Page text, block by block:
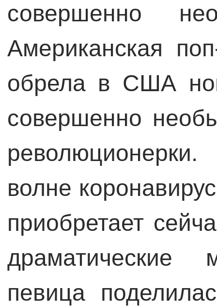
совершенно
Американская
обрела в США
совершенно
волне
приобретает
драматические
певица